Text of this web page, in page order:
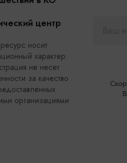
центр
носит
характер.
не несет
за качество
организациями